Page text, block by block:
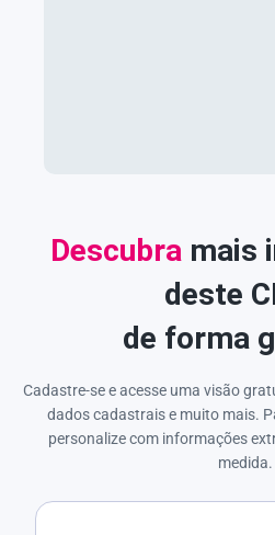
Descubra mais
deste
de forma
Cadastre-se e acesse uma visão
dados cadastrais e muito mais.
personalize com informações
medida.